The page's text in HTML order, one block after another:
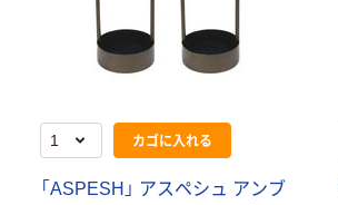
カゴに入れる
「ASPESH」 アスペシュ アンブ
本気プライス